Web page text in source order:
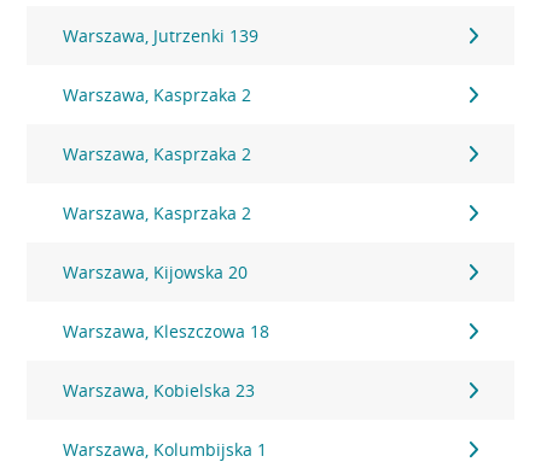
Warszawa, Jutrzenki 139
Warszawa, Kasprzaka 2
Warszawa, Kasprzaka 2
Warszawa, Kasprzaka 2
Warszawa, Kijowska 20
Warszawa, Kleszczowa 18
Warszawa, Kobielska 23
Warszawa, Kolumbijska 1